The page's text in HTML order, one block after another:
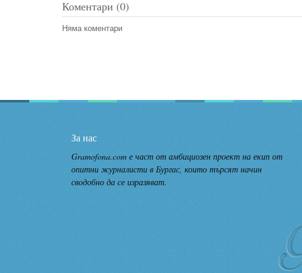
Коментари (0)
Няма коментари
За нас
Gramofona.com е част от амбициозен проект на екип от
опитни журналисти в Бургас, които търсят начин
сводобно да се изразяват.